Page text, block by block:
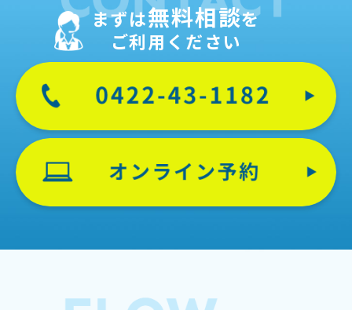
まずは無料相談を
ご利用ください